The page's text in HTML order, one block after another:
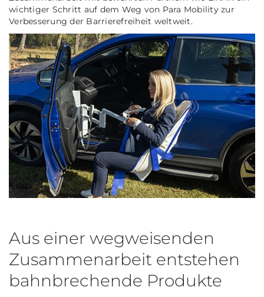
wichtiger Schritt auf dem Weg von Para Mobility zur
Verbesserung der Barrierefreiheit weltweit.
Aus einer wegweisenden
Zusammenarbeit entstehen
bahnbrechende Produkte